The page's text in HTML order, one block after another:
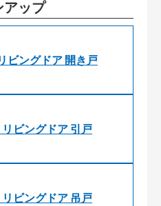
アップ
ビングドア 開き戸
ビングドア 引戸
ビングドア 吊戸